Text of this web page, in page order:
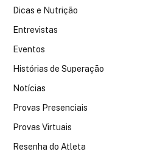
Dicas e Nutrição
Entrevistas
Eventos
Histórias de Superação
Notícias
Provas Presenciais
Provas Virtuais
Resenha do Atleta